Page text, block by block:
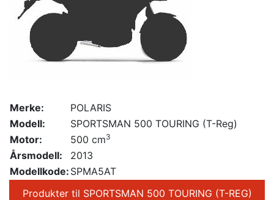
Merke:
POLARIS
Modell:
SPORTSMAN 500 TOURING (T-Reg)
Motor:
500 cm3
Årsmodell:
2013
Modellkode: SPMA5AT
Produkter til SPORTSMAN 500 TOURING (T-REG)